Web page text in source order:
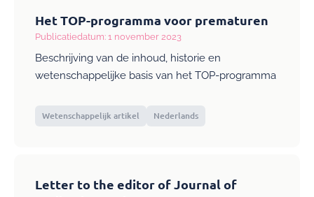
Het TOP-programma voor prematuren
Publicatiedatum: 1 november 2023
Beschrijving van de inhoud, historie en
wetenschappelijke basis van het TOP-programma
Wetenschappelijk artikel Nederlands
Letter to the editor of Journal of